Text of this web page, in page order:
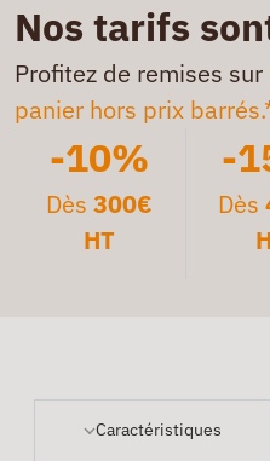
Nos tarifs
Profitez de remises sur
panier hors prix
-10%
Dès300€
HT
-
Dès
Caractéristiques